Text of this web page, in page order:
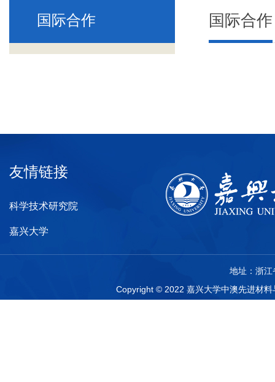
国际合作 国际合作
友情链接
科学技术研究院
嘉兴大学
地址：浙
Copyright © 2022 嘉兴大学中澳先进